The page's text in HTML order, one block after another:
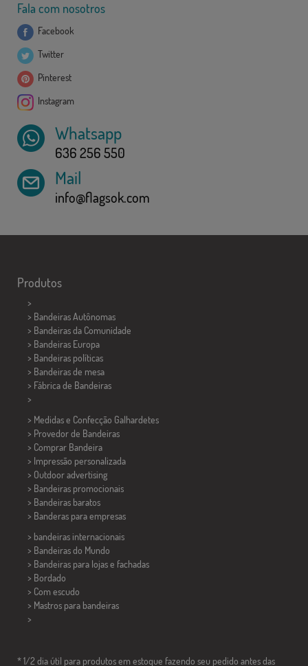
Fala com nosotros
Facebook
Twitter
Pinterest
Instagram
Whatsapp
636 256 550
Mail
info@flagsok.com
Produtos
>
> Bandeiras Autônomas
> Bandeiras da Comunidade
> Bandeiras Europa
> Bandeiras políticas
> Bandeiras de mesa
> Fábrica de Bandeiras
>
> Medidas e Confecção Galhardetes
> Provedor de Bandeiras
> Comprar Bandeira
> Impressão personalizada
> Outdoor advertising
> Bandeiras promocionais
> Bandeiras baratos
> Banderas para empresas
> bandeiras internacionais
> Bandeiras do Mundo
> Bandeiras para lojas e fachadas
> Bordado
> Com escudo
> Mastros para bandeiras
>
* 1/2 dia útil para produtos em estoque fazendo seu pedido antes das